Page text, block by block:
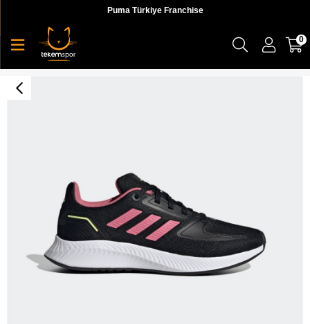
Puma Türkiye Franchise
0